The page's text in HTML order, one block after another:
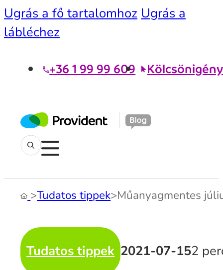
Ugrás a fő tartalomhoz Ugrás a
lábléchez
+36 1 99 99 609
>Tudatos tippek>Műanyagmentes
Tudatos tippek 2021-07-152